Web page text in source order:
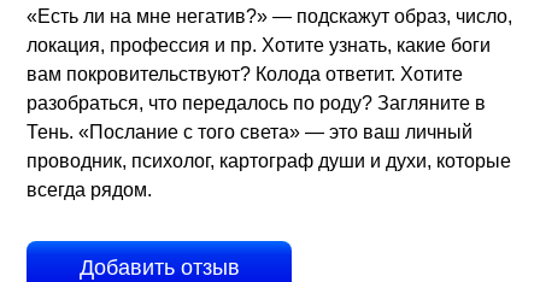
«Есть ли на мне негатив?» — подскажут образ, число,
локация, профессия и пр. Хотите узнать, какие боги
вам покровительствуют? Колода ответит. Хотите
разобраться, что передалось по роду? Загляните в
Тень. «Послание с того света» — это ваш личный
проводник, психолог, картограф души и духи, которые
всегда рядом.
Добавить отзыв